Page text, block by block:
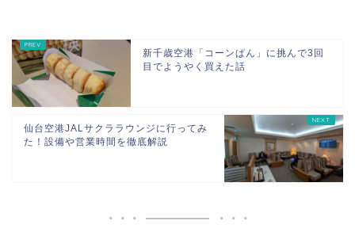
新千歳空港「コーンぱん」に挑んで3回
目でようやく買えた話
仙台空港JALサクララウンジに行ってみ
た！設備や営業時間を徹底解説